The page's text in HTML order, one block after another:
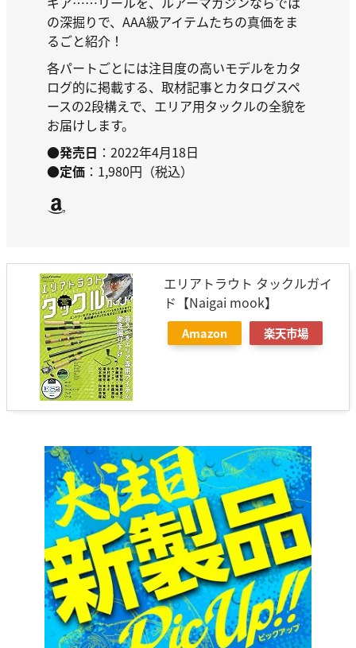
の深掘りで、AAA級アイテムたちの真価をま
るごと紹介！
各パートごとには注目度の高いモデルをカタ
ログ的に掲載する、取材記事とカタログスペ
ースの2段構えで、エリア用タックルの全貌を
お届けします。
●発売日 ：2022年4月18日
●定価 ：1,980円（税込）
Amazon
エリアトラウト タックルガイ
ド【Naigai mook】
Amazon 楽天市場